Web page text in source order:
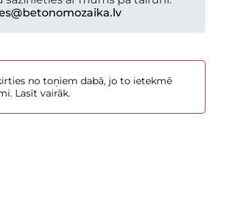
no toņiem dabā, jo to ietekmē
Lasīt vairāk.